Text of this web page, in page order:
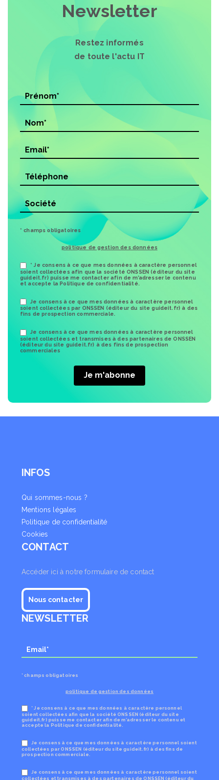
Newsletter
Restez informés
de toute l'actu IT
* champs obligatoires
politique de gestion des données
* Je consens à ce que mes données à caractère personnel
soient collectées afin que la société ONSSEN (éditeur du site
guideit.fr) puisse me contacter afin de m’adresser le contenu
et accepte la Politique de confidentialité.
Je consens à ce que mes données à caractère personnel
soient collectées par ONSSEN (éditeur du site guideit.fr) à des
fins de prospection commerciale.
Je consens à ce que mes données à caractère personnel
soient collectées et transmises à des partenaires de ONSSEN
(éditeur du site guideit.fr) à des fins de prospection
commerciales
INFOS
Qui sommes-nous ?
Mentions légales
Politique de confidentialité
Cookies
CONTACT
Accéder ici à notre formulaire de contact
Nous contacter
NEWSLETTER
* champs obligatoires
politique de gestion des données
* Je consens à ce que mes données à caractère personnel
soient collectées afin que la société ONSSEN (éditeur du site
guideit.fr) puisse me contacter afin de m’adresser le contenu et
accepte la Politique de confidentialité.
Je consens à ce que mes données à caractère personnel soient
collectées par ONSSEN (éditeur du site guideit.fr) à des fins de
prospection commerciale.
Je consens à ce que mes données à caractère personnel soient
collectées et transmises à des partenaires de ONSSEN (éditeur du